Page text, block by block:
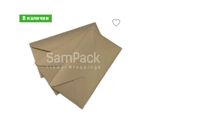
В наличии